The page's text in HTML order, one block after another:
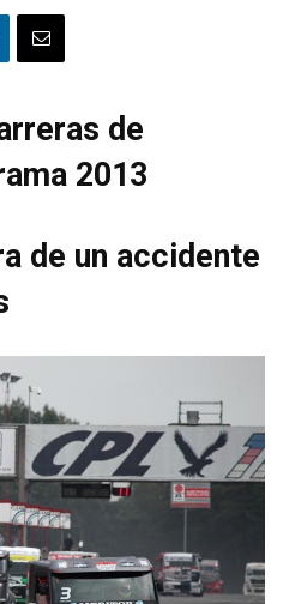
de
2013
de un accidente